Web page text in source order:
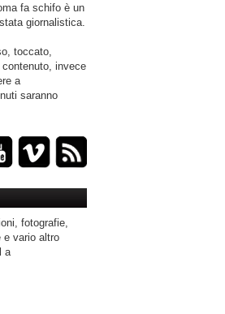
fa schifo è un
giornalistica.
toccato,
invece
a
saranno
fotografie,
e vario altro
a